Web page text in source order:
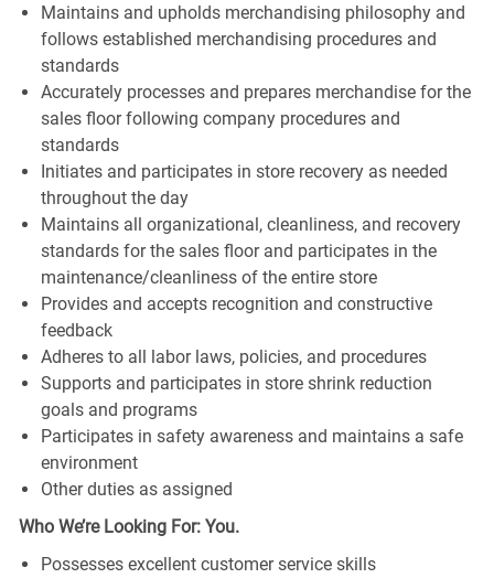
Maintains and upholds merchandising philosophy and
follows established merchandising procedures and
standards
Accurately processes and prepares merchandise for the
sales floor following company procedures and
standards
Initiates and participates in store recovery as needed
throughout the day
Maintains all organizational, cleanliness, and recovery
standards for the sales floor and participates in the
maintenance/cleanliness of the entire store
Provides and accepts recognition and constructive
feedback
Adheres to all labor laws, policies, and procedures
Supports and participates in store shrink reduction
goals and programs
Participates in safety awareness and maintains a safe
environment
Other duties as assigned
Who We’re Looking For: You.
Possesses excellent customer service skills